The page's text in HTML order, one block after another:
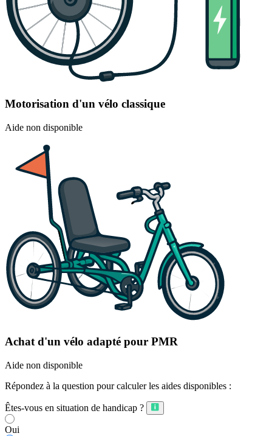
Motorisation d'un vélo classique
Aide non disponible
Achat d'un vélo adapté pour PMR
Aide non disponible
Répondez à la question pour calculer les aides disponibles :
Êtes-vous en situation de handicap ?
Oui